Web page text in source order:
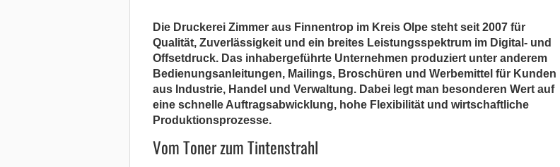
Die Druckerei Zimmer aus Finnentrop im Kreis Olpe steht seit 2007 für
Qualität, Zuverlässigkeit und ein breites Leistungsspektrum im Digital- und
Offsetdruck. Das inhabergeführte Unternehmen produziert unter anderem
Bedienungsanleitungen, Mailings, Broschüren und Werbemittel für Kunden
aus Industrie, Handel und Verwaltung. Dabei legt man besonderen Wert auf
eine schnelle Auftragsabwicklung, hohe Flexibilität und wirtschaftliche
Produktionsprozesse.
Vom Toner zum Tintenstrahl